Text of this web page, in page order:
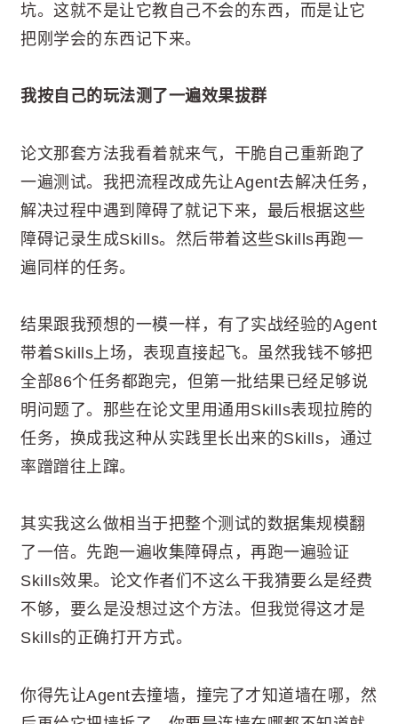
坑。这就不是让它教自己不会的东西，而是让它
把刚学会的东西记下来。
我按自己的玩法测了一遍效果拔群
论文那套方法我看着就来气，干脆自己重新跑了
一遍测试。我把流程改成先让Agent去解决任务，
解决过程中遇到障碍了就记下来，最后根据这些
障碍记录生成Skills。然后带着这些Skills再跑一
遍同样的任务。
结果跟我预想的一模一样，有了实战经验的Agent
带着Skills上场，表现直接起飞。虽然我钱不够把
全部86个任务都跑完，但第一批结果已经足够说
明问题了。那些在论文里用通用Skills表现拉胯的
任务，换成我这种从实践里长出来的Skills，通过
率蹭蹭往上蹿。
其实我这么做相当于把整个测试的数据集规模翻
了一倍。先跑一遍收集障碍点，再跑一遍验证
Skills效果。论文作者们不这么干我猜要么是经费
不够，要么是没想过这个方法。但我觉得这才是
Skills的正确打开方式。
你得先让Agent去撞墙，撞完了才知道墙在哪，然